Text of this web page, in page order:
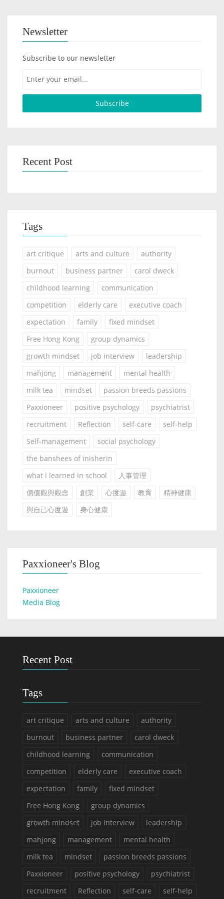
Newsletter
Subscribe to our newsletter
Recent Post
Tags
art critique arts and culture
authority
burnout
business partner
carol dweck
childhood learning
communication
competition
elderly care
executive coach
expectation
family
fixed mindset
Free Hong Kong
group dynamics
growth mindset
job interview
leadership
mahjong
management
mental health
milk tea
mindset
passion breeds passions
Paxxioneer
positive psychology
psychiatrist
recruitment
Reflection self-care
self-help
Self-management
social psychology
the banshees of inisherin
what i learned in school
人事管理
價值觀與觀念
創業 心度遊 教育
精神健康
與自己心度遊
身心健康
Paxxioneer's Blog
Paxxioneer
Media Blog
Recent Post
Tags
art critique arts and culture
authority
burnout
business partner
carol dweck
childhood learning
communication
competition
elderly care
executive coach
expectation
family
fixed mindset
Free Hong Kong
group dynamics
growth mindset
job interview
leadership
mahjong
management
mental health
milk tea
mindset
passion breeds passions
Paxxioneer
positive psychology
psychiatrist
recruitment
Reflection self-care self-help